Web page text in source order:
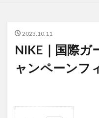
2023.10.11
NIKE｜国際ガ
ャンペーンフ